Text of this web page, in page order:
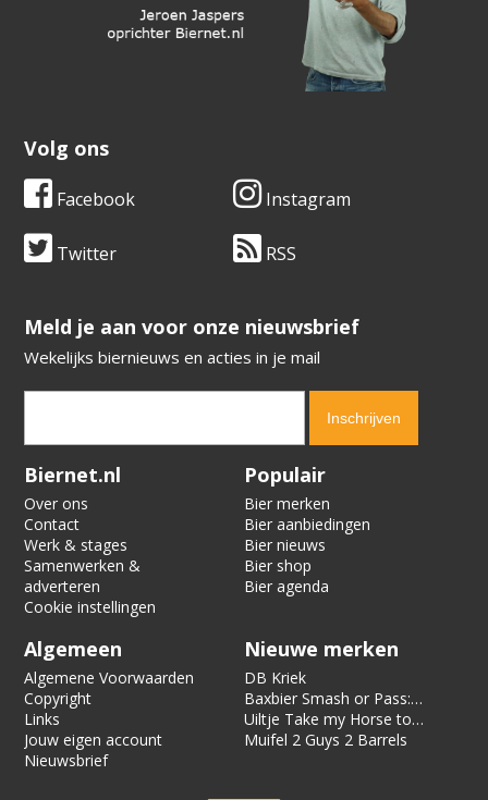
Volg ons
Facebook Instagram
Twitter RSS
​​​​​​​Meld je aan voor onze nieuwsbrief
Wekelijks biernieuws en acties in je mail
Verification code:
Biernet.nl
Over ons
Contact
Werk & stages
Samenwerken &
adverteren
Cookie instellingen
Populair
Bier merken
Bier aanbiedingen
Bier nieuws
Bier shop
Bier agenda
Algemeen
Algemene Voorwaarden
Copyright
Links
Jouw eigen account
Nieuwsbrief
Nieuwe merken
DB Kriek
Baxbier Smash or Pass:
Strata
Uiltje Take my Horse to
the Hotel Room
Muifel 2 Guys 2 Barrels